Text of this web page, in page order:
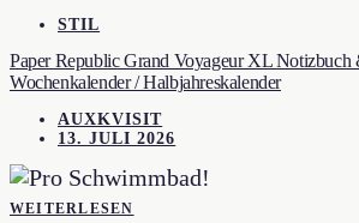
STIL
Paper Republic Grand Voyageur XL Notizbuch
Wochenkalender / Halbjahreskalender
AUXKVISIT
13. JULI 2026
WEITERLESEN